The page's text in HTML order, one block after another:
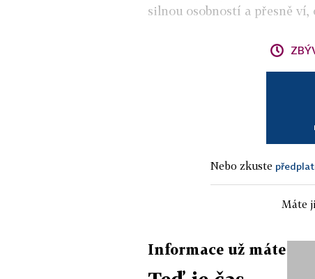
silnou osobností a přesně ví,
Nebo zkuste
Máte
Informace už máte